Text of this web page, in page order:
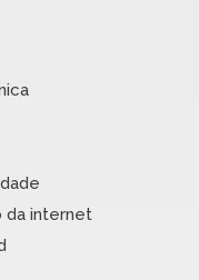
da internet